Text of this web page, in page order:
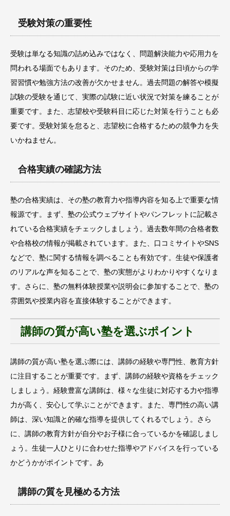
受験対策の重要性
受験は単なる知識の詰め込みではなく、問題解決能力や応用力を
問われる場面でもあります。そのため、受験対策は日頃からの学
習習慣や勉強方法の改善が欠かせません。過去問題の解答や模擬
試験の受験を通じて、実際の試験に近い状況で対策を練ることが
重要です。また、志望校や受験科目に応じた対策を行うことも必
要です。受験対策を怠ると、志望校に合格するための競争力を失
いかねません。
合格実績の確認方法
塾の合格実績は、その塾の教育力や指導内容を知る上で重要な情
報源です。まず、塾の公式ウェブサイトやパンフレットに記載さ
れている合格実績をチェックしましょう。過去数年間の合格者数
や合格校の情報が掲載されています。また、口コミサイトやSNS
などで、塾に関する情報を調べることも有効です。生徒や保護者
のリアルな声を知ることで、塾の実態がよりわかりやすくなりま
す。さらに、塾の無料体験授業や説明会に参加することで、塾の
雰囲気や授業内容を直接体験することができます。
講師の質が高い塾を選ぶポイント
講師の質が高い塾を選ぶ際には、講師の経験や専門性、教育方針
に注目することが重要です。まず、講師の経験や資格をチェック
しましょう。経験豊富な講師は、様々な生徒に対応する力や指導
力が高く、安心して学ぶことができます。また、専門性の高い講
師は、深い知識と的確な指導を提供してくれるでしょう。さら
に、講師の教育方針が自分やお子様に合っているかを確認しまし
ょう。生徒一人ひとりに合わせた指導やアドバイスを行っている
かどうかがポイントです。あ
講師の質を見極める方法